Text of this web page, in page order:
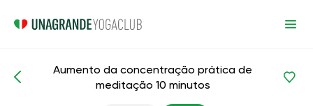
Meditação e respiração Foco Avançado
Aumento da concentração prática de
meditação 10 minutos